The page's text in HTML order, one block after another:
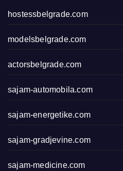
hostessbelgrade.com
modelsbelgrade.com
actorsbelgrade.com
sajam-automobila.com
sajam-energetike.com
sajam-gradjevine.com
sajam-medicine.com